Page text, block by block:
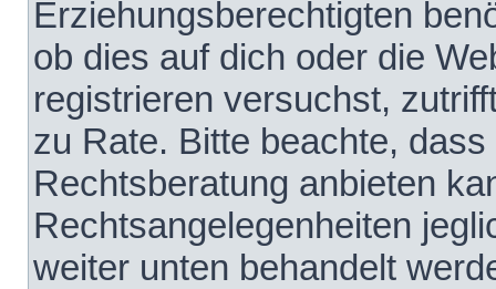
Erziehungsberechtigten
ob dies auf dich oder die
registrieren versuchst,
zu Rate. Bitte beachte,
Rechtsberatung anbieten
Rechtsangelegenheiten
weiter unten behandelt